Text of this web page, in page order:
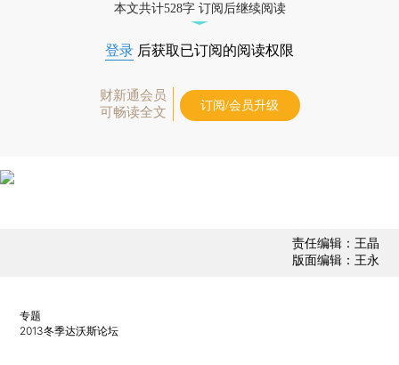
本文共计528字 订阅后继续阅读
登录 后获取已订阅的阅读权限
财新通会员
可畅读全文
订阅/会员升级
责任编辑：王晶
版面编辑：王永
专题
2013冬季达沃斯论坛